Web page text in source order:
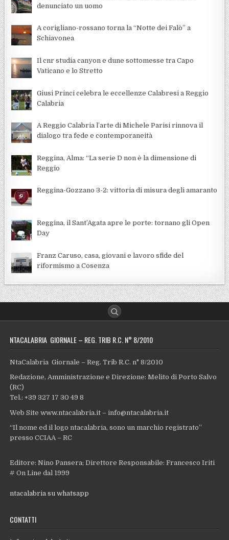
denunciato un uomo
A corigliano-rossano torna la “Notte dei Falò” a
Schiavonea
Il cnr studia canyon e dune sottomesse tra Capo
Vaticano e lo Stretto
Giusi Princi celebra le eccellenze Calabresi a Reggio
Calabria
A Reggio Calabria l’arte di Michele Parisi rinnova il
dialogo tra fede e contemporaneità
Reggina, Alma: “La serie D non è la dimensione di
Reggio
Reggina-Gozzano 3-2: vittoria di misura degli amaranto
Reggina, il Sant’Agata apre le porte: tornano gli Open
Day
Franz Caruso, casa, giovani e lavoro sfide del
riformismo a Cosenza
NTACALABRIA GIORNALE – REG. TRIB R.C. N° 8/2010
NtaCalabria Giornale – Reg. Trib R.C. n° 8/2010
Redazione, Amministrazione e Direzione: Melito di Porto Salvo
(RC)
Tel.: +39 327 17 30 49 8
Web Site www.ntacalabria.it – info@ntacalabria.it
“Il nome ed il logo ntacalabria, sono un marchio registrato”
presso CCIAA – RC
Editore: Nino Pansera; Direttore Responsabile: Francesco Iriti
# On Line dal 1999
ntacalabria su whatsapp
CONTATTI